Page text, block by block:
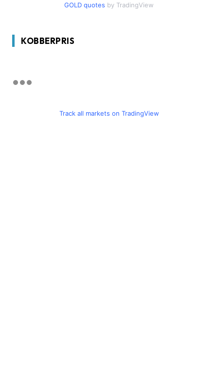
GOLD quotes by TradingView
KOBBERPRIS
Track all markets on TradingView